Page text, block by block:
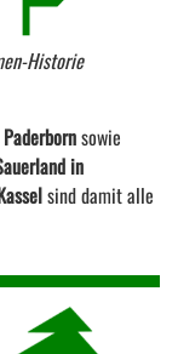
Historie
sowie
in
sind damit alle